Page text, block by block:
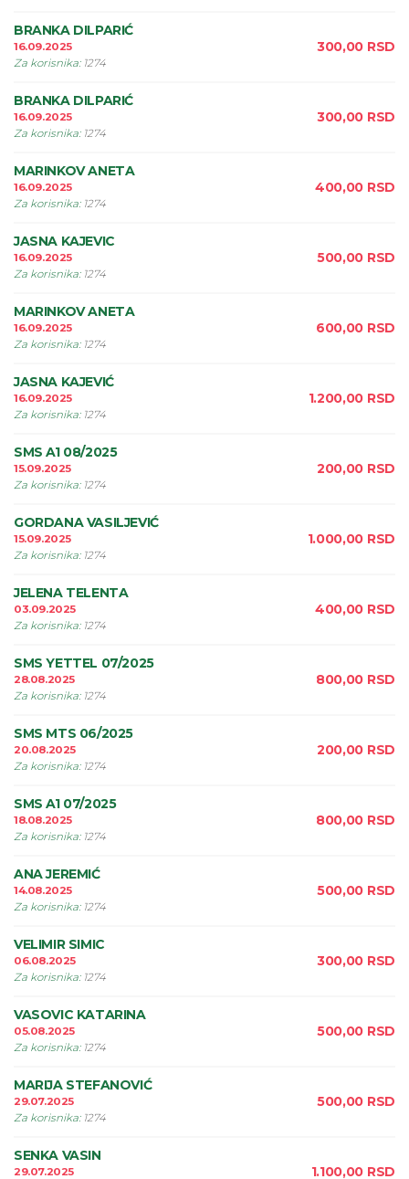
BRANKA DILPARIĆ
16.09.2025
Za korisnika: 1274
300,00 RSD
BRANKA DILPARIĆ
16.09.2025
Za korisnika: 1274
300,00 RSD
MARINKOV ANETA
16.09.2025
Za korisnika: 1274
400,00 RSD
JASNA KAJEVIC
16.09.2025
Za korisnika: 1274
500,00 RSD
MARINKOV ANETA
16.09.2025
Za korisnika: 1274
600,00 RSD
JASNA KAJEVIĆ
16.09.2025
Za korisnika: 1274
1.200,00 RSD
SMS A1 08/2025
15.09.2025
Za korisnika: 1274
200,00 RSD
GORDANA VASILJEVIĆ
15.09.2025
Za korisnika: 1274
1.000,00 RSD
JELENA TELENTA
03.09.2025
Za korisnika: 1274
400,00 RSD
SMS YETTEL 07/2025
28.08.2025
Za korisnika: 1274
800,00 RSD
SMS MTS 06/2025
20.08.2025
Za korisnika: 1274
200,00 RSD
SMS A1 07/2025
18.08.2025
Za korisnika: 1274
800,00 RSD
ANA JEREMIĆ
14.08.2025
Za korisnika: 1274
500,00 RSD
VELIMIR SIMIC
06.08.2025
Za korisnika: 1274
300,00 RSD
VASOVIC KATARINA
05.08.2025
Za korisnika: 1274
500,00 RSD
MARIJA STEFANOVIĆ
29.07.2025
Za korisnika: 1274
500,00 RSD
SENKA VASIN
29.07.2025 1.100,00 RSD